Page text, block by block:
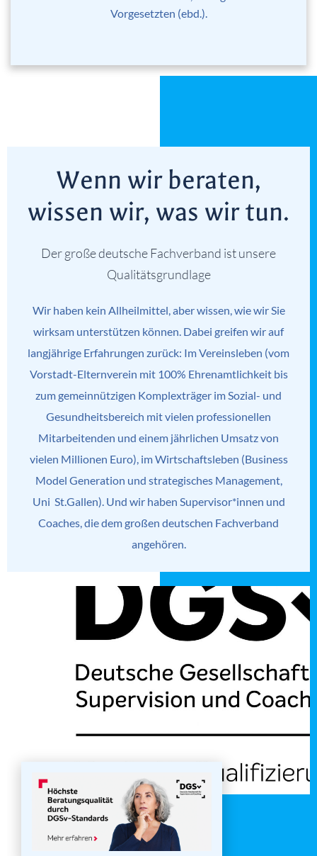
Vorgesetzten (ebd.).
Wenn wir beraten,
wissen wir, was wir tun.
Der große deutsche Fachverband ist unsere
Qualitätsgrundlage
Wir haben kein Allheilmittel, aber wissen, wie wir Sie
wirksam unterstützen können. Dabei greifen wir auf
langjährige Erfahrungen zurück: Im Vereinsleben (vom
Vorstadt-Elternverein mit 100% Ehrenamtlichkeit bis
zum gemeinnützigen Komplexträger im Sozial- und
Gesundheitsbereich mit vielen professionellen
Mitarbeitenden und einem jährlichen Umsatz von
vielen Millionen Euro), im Wirtschaftsleben (Business
Model Generation und strategisches Management,
Uni St.Gallen). Und wir haben Supervisor*innen und
Coaches, die dem großen deutschen Fachverband
angehören.